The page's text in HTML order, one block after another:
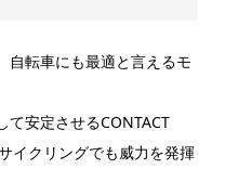
自転車にも最適と言えるモ
て安定させるCONTACT
イクリングでも威力を発揮